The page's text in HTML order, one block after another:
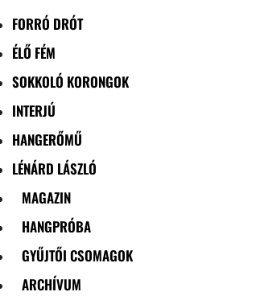
FORRÓ DRÓT
ÉLŐ FÉM
SOKKOLÓ KORONGOK
INTERJÚ
HANGERŐMŰ
LÉNÁRD LÁSZLÓ
MAGAZIN
HANGPRÓBA
GYŰJTŐI CSOMAGOK
ARCHÍVUM